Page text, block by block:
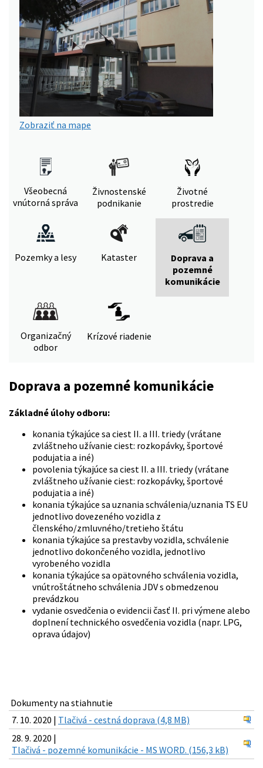
Zobraziť na mape
Všeobecná
vnútorná správa
Živnostenské
podnikanie
Životné
prostredie
Pozemky a lesy Kataster
Doprava a
pozemné
komunikácie
Organizačný
odbor
Krízové riadenie
Doprava a pozemné komunikácie
Základné úlohy odboru:
konania týkajúce sa ciest II. a III. triedy (vrátane
zvláštneho užívanie ciest: rozkopávky, športové
podujatia a iné)
povolenia týkajúce sa ciest II. a III. triedy (vrátane
zvláštneho užívanie ciest: rozkopávky, športové
podujatia a iné)
konania týkajúce sa uznania schválenia/uznania TS EU
jednotlivo dovezeného vozidla z
členského/zmluvného/tretieho štátu
konania týkajúce sa prestavby vozidla, schválenie
jednotlivo dokončeného vozidla, jednotlivo
vyrobeného vozidla
konania týkajúce sa opätovného schválenia vozidla,
vnútroštátneho schválenia JDV s obmedzenou
prevádzkou
vydanie osvedčenia o evidencii časť II. pri výmene alebo
doplnení technického osvedčenia vozidla (napr. LPG,
oprava údajov)
Dokumenty na stiahnutie
7. 10. 2020 | Tlačivá - cestná doprava (4,8 MB)
28. 9. 2020 |
Tlačivá - pozemné komunikácie - MS WORD. (156,3 kB)